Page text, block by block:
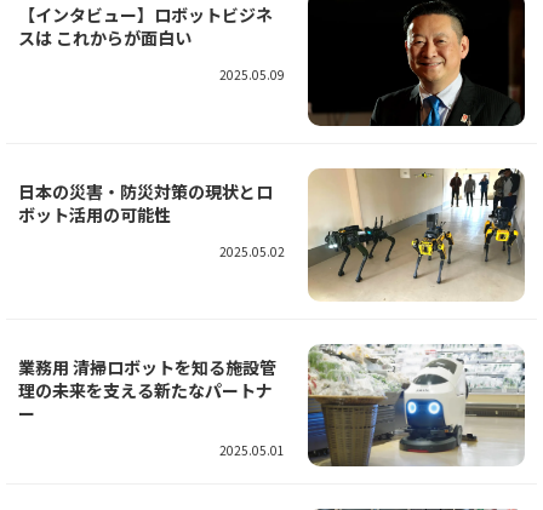
【インタビュー】ロボットビジネ
スは これからが面白い
2025.05.09
日本の災害・防災対策の現状とロ
ボット活用の可能性
2025.05.02
業務用 清掃ロボットを知る――施設管
理の未来を支える新たなパートナ
ー
2025.05.01